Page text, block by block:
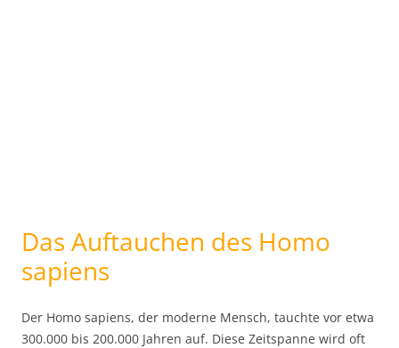
Das Auftauchen des Homo
sapiens
Der Homo sapiens, der moderne Mensch, tauchte vor etwa
300.000 bis 200.000 Jahren auf. Diese Zeitspanne wird oft